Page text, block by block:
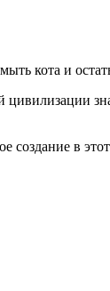
кота и
в этот